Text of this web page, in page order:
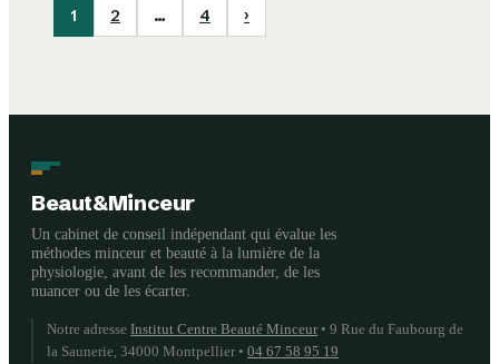
1 2 … 4 ›
Beaut&Minceur
Un cabinet de conseil indépendant qui évalue les
méthodes minceur et beauté à la lumière de la
physiologie, avant de les recommander, de les
nuancer ou de les écarter.
Notre adresse Institut Centre Beauté Minceur• 9 Rue du Faubourg de
la Saunerie, 34000 Montpellier • 04 67 58 95 19